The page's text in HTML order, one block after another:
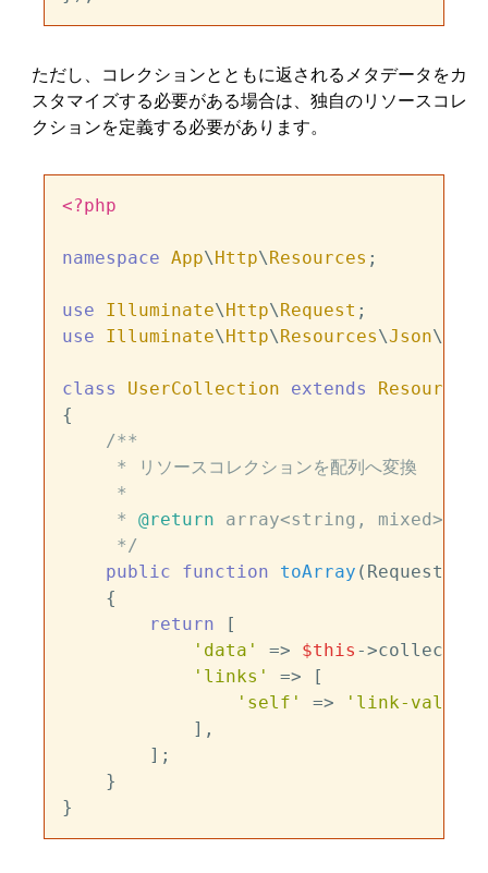
ただし、コレクションとともに返されるメタデータをカ
スタマイズする必要がある場合は、独自のリソースコレ
クションを定義する必要があります。
<?php
namespace App\Http\Resources ;
use Illuminate\Http\Request
use
Illuminate\Http\Resources\Json\
class UserCollection extends
{
/**
     * リソースコレクションを配列へ変換
     *
     *
@return array<string, mixed>
     */
public
function toArray ( Request
{
return [
'data'
=> $this -
'links'
=> [
'self'
=> 'link-value'
            ],
        ];
    }